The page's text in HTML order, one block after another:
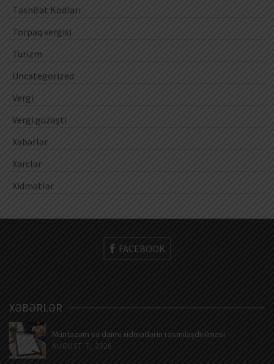
Təsnifat Kodları
Torpaq vergisi
Turizm
Uncategorized
Vergi
Vergi güzəşti
Xəbərlər
Xərclər
Xidmətlər
FACEBOOK
XƏBƏRLƏR
Müntəzəm və daimi xidmətlərin rəsmiləşdirilməsi
AUGUST 7, 2026